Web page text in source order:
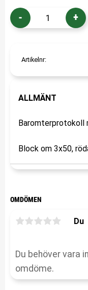
+
-
Artikelnr
ALLMÄNT
Baromterprotokoll
Block om 3x50,
OMDÖMEN
Du